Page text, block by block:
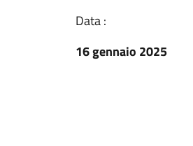
Data :
16 gennaio 2025